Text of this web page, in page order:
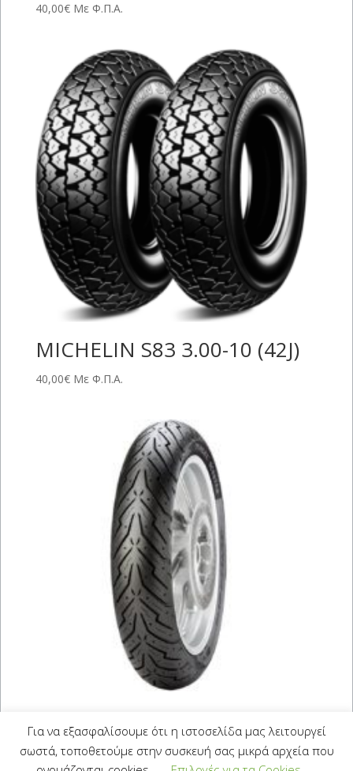
40,00€ Με Φ.Π.Α.
MICHELIN S83 3.00-10 (42J)
40,00€ Με Φ.Π.Α.
PIRELLI ANGEL-Scooter
120/90-10 (66J)
Για να εξασφαλίσουμε ότι η ιστοσελίδα μας λειτουργεί
σωστά, τοποθετούμε στην συσκευή σας μικρά αρχεία που